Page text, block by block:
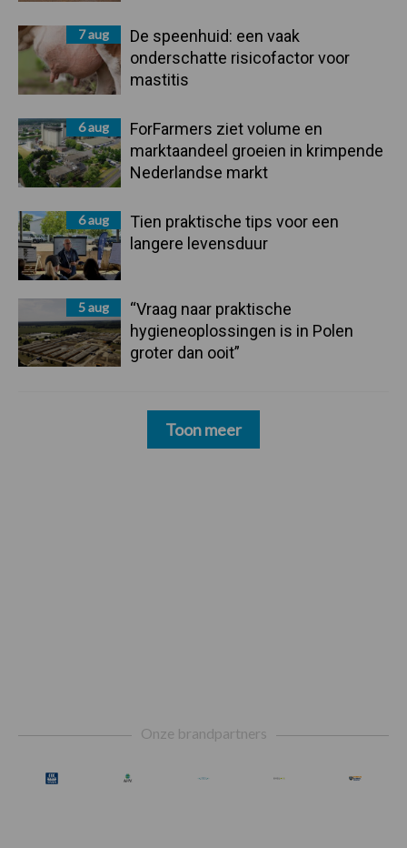
7 aug
De speenhuid: een vaak
onderschatte risicofactor voor
mastitis
6 aug
ForFarmers ziet volume en
marktaandeel groeien in krimpende
Nederlandse markt
6 aug
Tien praktische tips voor een
langere levensduur
5 aug
“Vraag naar praktische
hygieneoplossingen is in Polen
groter dan ooit”
Toon meer
Onze brandpartners